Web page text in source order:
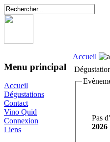
Menu principal
Accueil
Dégustations
Contact
Vino Quid
Connexion
Liens
Accueil
Pas
2026